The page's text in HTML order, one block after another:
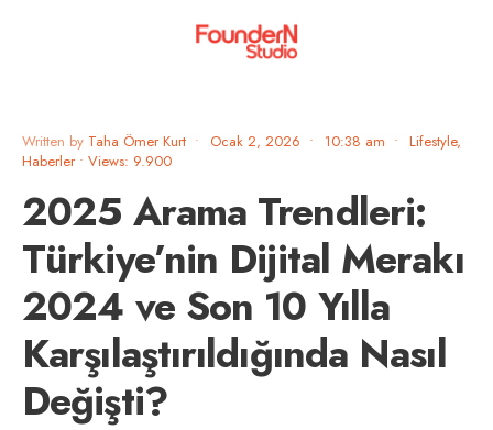
Written by Taha Ömer Kurt • Ocak 2, 2026 • 10:38 am • Lifestyle,
Haberler • Views: 9.900
2025 Arama Trendleri:
Türkiye’nin Dijital Merakı
2024 ve Son 10 Yılla
Karşılaştırıldığında Nasıl
Değişti?